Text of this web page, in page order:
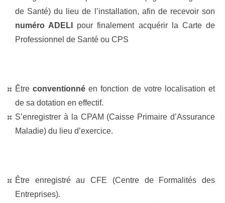
de Santé) du lieu de l’installation, afin de recevoir son
numéro ADELI
pour finalement acquérir la Carte de
Professionnel de Santé ou CPS
Êtreconventionné en fonction de votre localisation et
de sa dotation en effectif.
S’enregistrer à la CPAM (Caisse Primaire d’Assurance
Maladie) du lieu d’exercice.
Être enregistré au CFE (Centre de Formalités des
Entreprises).